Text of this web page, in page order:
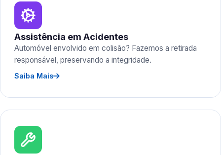
Assistência em Acidentes
Automóvel envolvido em colisão? Fazemos a retirada
responsável, preservando a integridade.
Saiba Mais